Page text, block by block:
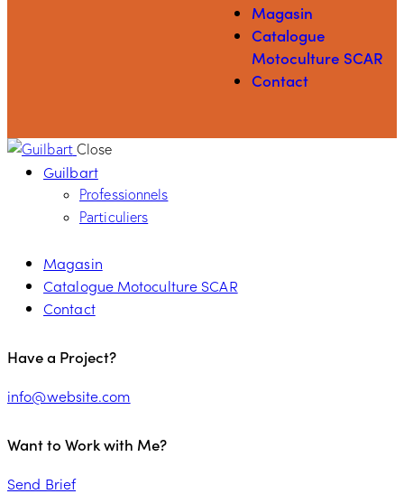
Magasin
Catalogue
Motoculture SCAR
Contact
Close
Guilbart
Professionnels
Particuliers
Magasin
Catalogue Motoculture SCAR
Contact
Have a Project?
info@website.com
Want to Work with Me?
Send Brief